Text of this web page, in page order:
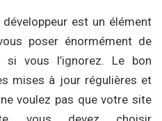
est un élément
poser énormément de
vous l’ignorez. Le bon
mises à jour régulières et
voulez pas que votre site